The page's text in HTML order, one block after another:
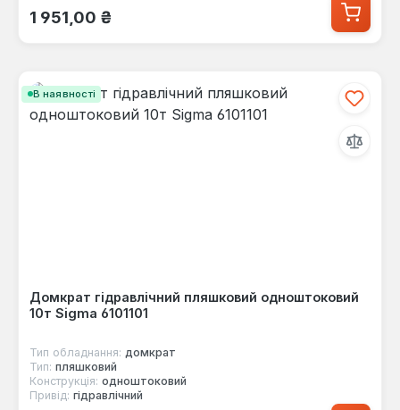
Звичайна ціна:
1 951,00 ₴
В наявності
Домкрат гідравлічний пляшковий одноштоковий
10т Sigma 6101101
Тип обладнання: домкрат
Тип: пляшковий
Конструкція: одноштоковий
Привід: гідравлічний